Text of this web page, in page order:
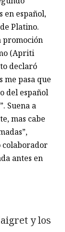
en español,
Platino.
promoción
(Apriti
declaró
me pasa que
del español
Suena a
mas cabe
colaborador
antes en
y los